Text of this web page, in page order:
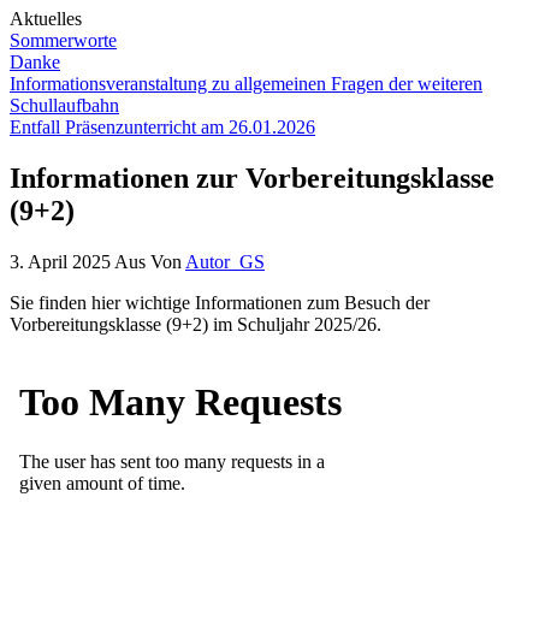
Aktuelles
Sommerworte
Danke
Informationsveranstaltung zu allgemeinen Fragen der weiteren
Schullaufbahn
Entfall Präsenzunterricht am 26.01.2026
Informationen zur Vorbereitungsklasse
(9+2)
3. April 2025 Aus Von Autor_GS
Sie finden hier wichtige Informationen zum Besuch der
Vorbereitungsklasse (9+2) im Schuljahr 2025/26.